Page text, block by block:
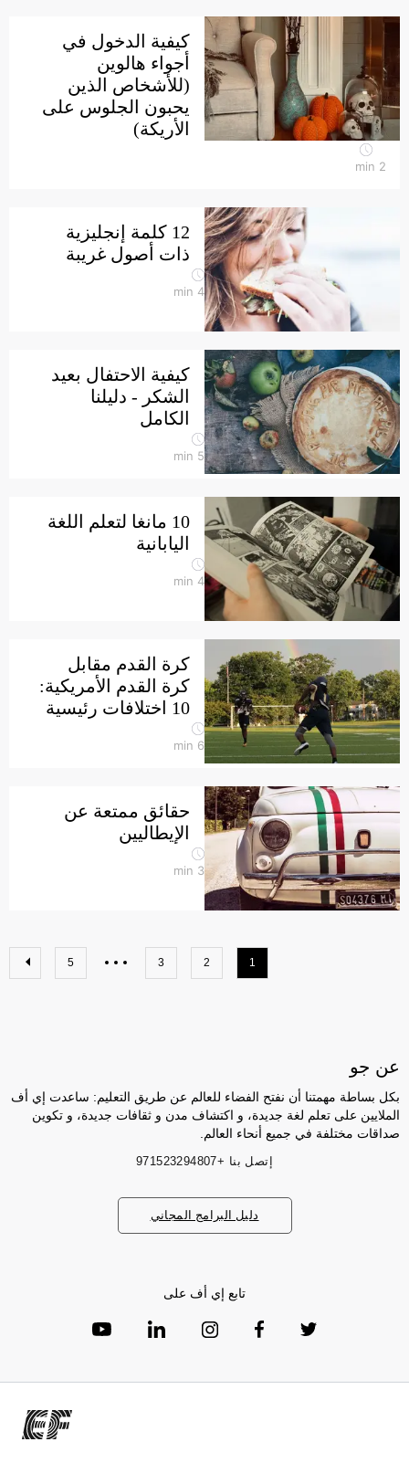
كيفية الدخول في
أجواء هالوين
(للأشخاص الذين
يحبون الجلوس على
الأريكة)
2
min
12 كلمة إنجليزية
ذات أصول غريبة
4
min
كيفية الاحتفال بعيد
الشكر - دليلنا
الكامل
5
min
10 مانغا لتعلم اللغة
اليابانية
4
min
كرة القدم مقابل
كرة القدم الأمريكية:
10 اختلافات رئيسية
6
min
حقائق ممتعة عن
الإيطاليين
3
min
1
2
3
5
عن جو
بكل بساطة مهمتنا أن نفتح الفضاء للعالم عن طريق التعليم: ساعدت إي أف
الملايين على تعلم لغة جديدة، و اكتشاف مدن و ثقافات جديدة، و تكوين
صداقات مختلفة في جميع أنحاء العالم.
إتصل بنا +971523294807
دليل البرامج المجاني
تابع إي أف على